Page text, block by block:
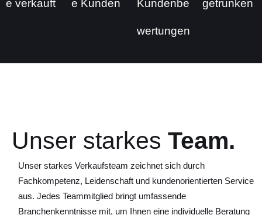
e verkauft e Kunden Kundenbe
wertungen
getrunken
Unser starkes Team.
Unser starkes Verkaufsteam zeichnet sich durch
Fachkompetenz, Leidenschaft und kundenorientierten Service
aus. Jedes Teammitglied bringt umfassende
Branchenkenntnisse mit, um Ihnen eine individuelle Beratung